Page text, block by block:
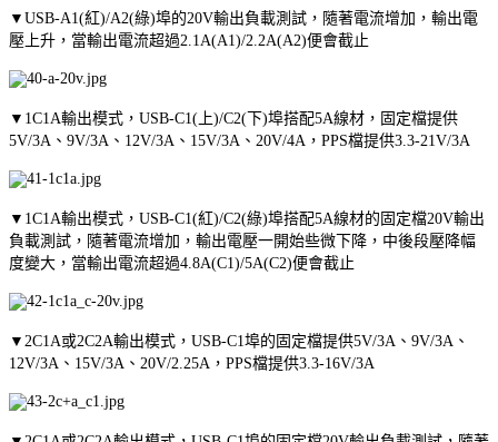
▼USB-A1(紅)/A2(綠)埠的20V輸出負載測試，隨著電流增加，輸出電
壓上升，當輸出電流超過2.1A(A1)/2.2A(A2)便會截止
▼1C1A輸出模式，USB-C1(上)/C2(下)埠搭配5A線材，固定檔提供
5V/3A、9V/3A、12V/3A、15V/3A、20V/4A，PPS檔提供3.3-21V/3A
▼1C1A輸出模式，USB-C1(紅)/C2(綠)埠搭配5A線材的固定檔20V輸出
負載測試，隨著電流增加，輸出電壓一開始些微下降，中後段壓降幅
度變大，當輸出電流超過4.8A(C1)/5A(C2)便會截止
▼2C1A或2C2A輸出模式，USB-C1埠的固定檔提供5V/3A、9V/3A、
12V/3A、15V/3A、20V/2.25A，PPS檔提供3.3-16V/3A